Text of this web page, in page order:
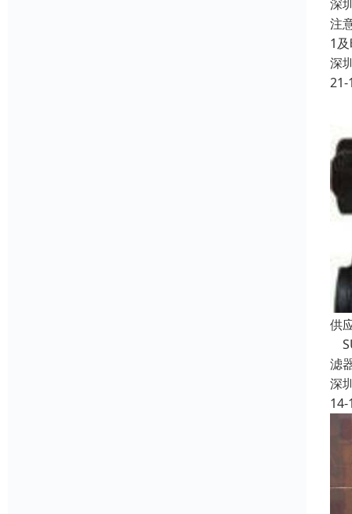
深
注
1
深
21-
供
滤
深
14-